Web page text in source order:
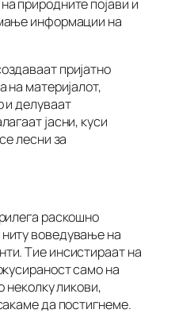
природните појави и
информации на
пријатно
на материјалот,
и делуваат
јасни, куси
лесни за
раскошно
воведување на
Тие инсистираат на
само на
неколку ликови,
да постигнеме.